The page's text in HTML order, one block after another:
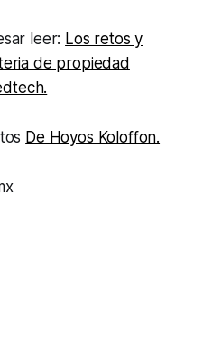
leer: Los retos y
de propiedad
De Hoyos Koloffon.